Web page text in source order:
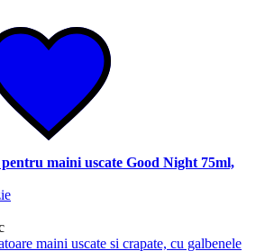
maini uscate Good Night 75ml,